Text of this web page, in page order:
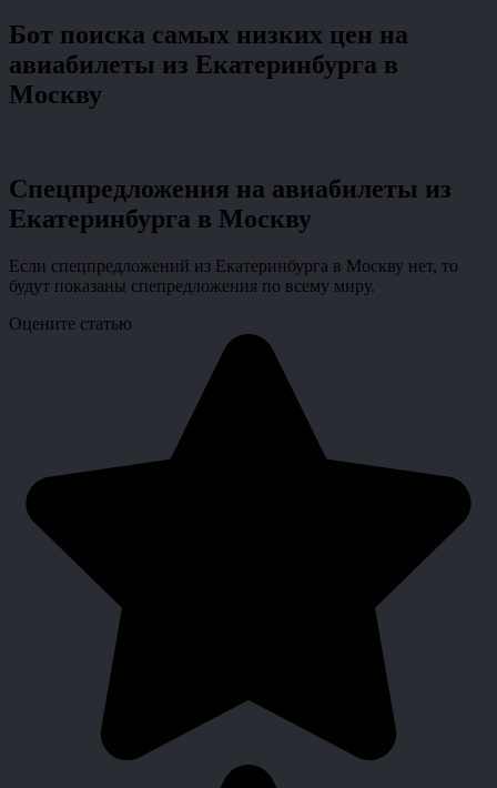
Бот поиска самых низких цен на
авиабилеты из Екатеринбурга в
Москву
Спецпредложения на авиабилеты из
Екатеринбурга в Москву
Если спецпредложений из Екатеринбурга в Москву нет, то
будут показаны спепредложения по всему миру.
Оцените статью